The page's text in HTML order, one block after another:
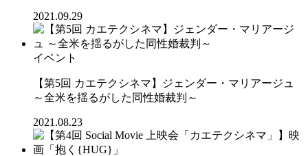
2021.09.29
イベント
【第5回 カエテクシネマ】ジェンダー・マリアージュ
～全米を揺るがした同性婚裁判～
2021.08.23